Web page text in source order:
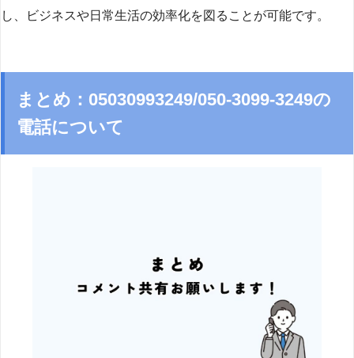
し、ビジネスや日常生活の効率化を図ることが可能です。
まとめ：05030993249/050-3099-3249の
電話について